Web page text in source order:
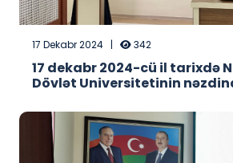
17 Dekabr 2024 | 342
17 dekabr 2024-cü il tarixdə
Dövlət Universitetinin